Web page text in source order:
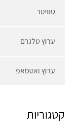
טוויטר
ערוץ טלגרם
ערוץ ואטסאפ
קטגוריות